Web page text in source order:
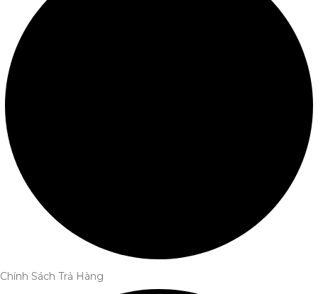
Chính Sách Trả Hàng